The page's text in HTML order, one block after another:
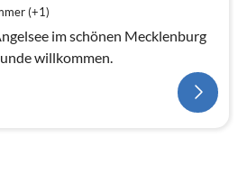
(+1)
im schönen Mecklenburg
willkommen.